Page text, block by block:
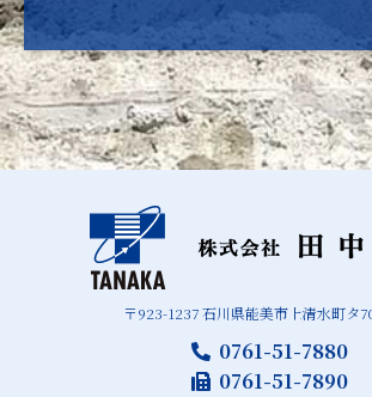
〒923-1237 石川県能美市上清水町タ
0761-51-7880
0761-51-7890